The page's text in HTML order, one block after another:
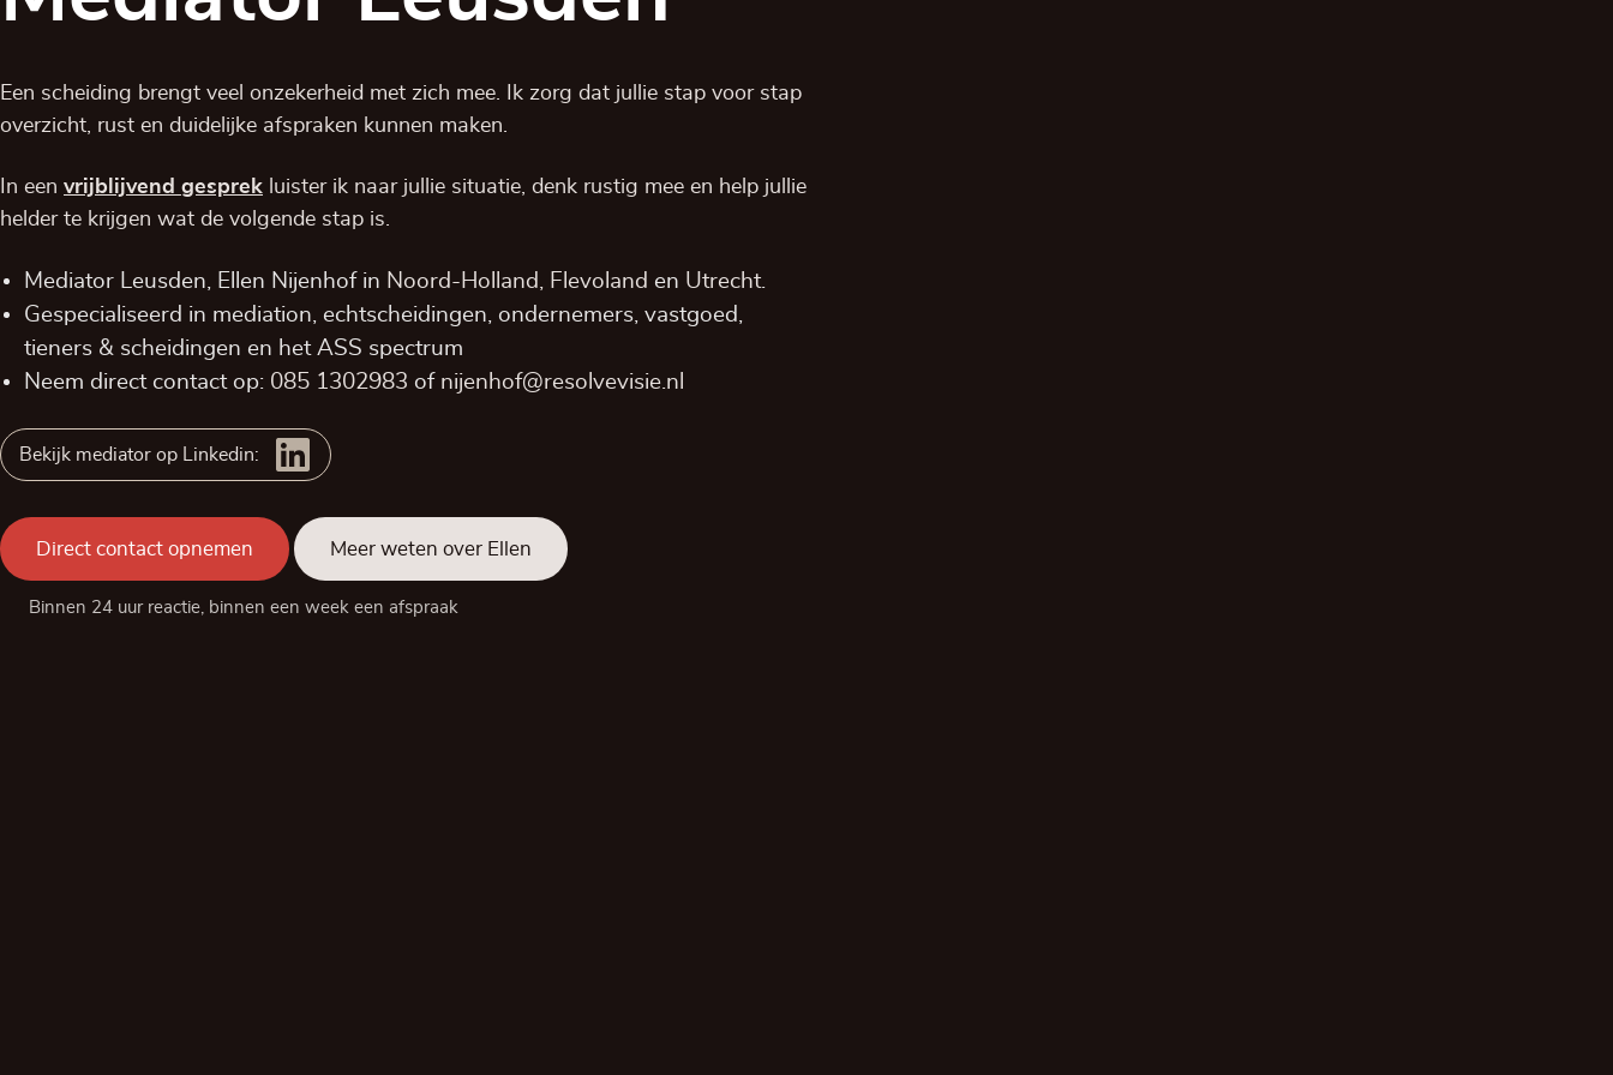
Een scheiding brengt veel onzekerheid met zich mee. Ik zorg dat jullie stap voor stap
overzicht, rust en duidelijke afspraken kunnen maken.
In een vrijblijvend gesprek luister ik naar jullie situatie, denk rustig mee en help jullie
helder te krijgen wat de volgende stap is.
Mediator Leusden, Ellen Nijenhof in Noord-Holland, Flevoland en Utrecht.
Gespecialiseerd in mediation, echtscheidingen, ondernemers, vastgoed,
tieners & scheidingen en het ASS spectrum
Neem direct contact op: 085 1302983 of nijenhof@resolvevisie.nl
Bekijk mediator op Linkedin:
Direct contact opnemen Meer weten over Ellen
Binnen 24 uur reactie, binnen een week een afspraak